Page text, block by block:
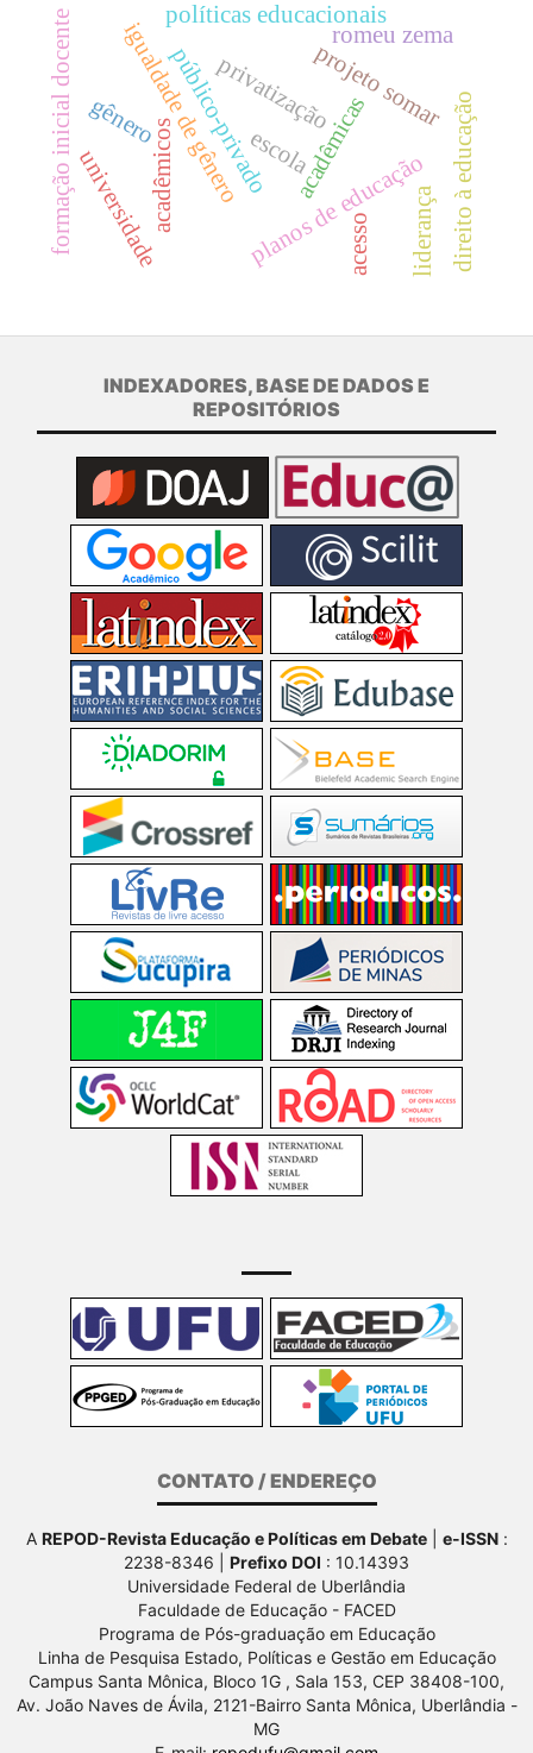
privatizaçãoprojeto somar
público-privado
romeu zema
igualdade de gênero
acadêmicos acadêmicas
universidade
políticas educacionais
planos de educação
gênero
formação inicial docente acesso direito à educação
escola
liderança
INDEXADORES, BASE DE DADOS E
REPOSITÓRIOS
CONTATO / ENDEREÇO
A REPOD-Revista Educação e Políticas em Debate| e-ISSN:
2238-8346 | Prefixo DOI : 10.14393
Universidade Federal de Uberlândia
Faculdade de Educação - FACED
Programa de Pós-graduação em Educação
Linha de Pesquisa Estado, Políticas e Gestão em Educação
Campus Santa Mônica, Bloco 1G , Sala 153, CEP 38408-100,
Av. João Naves de Ávila, 2121-Bairro Santa Mônica, Uberlândia -
MG